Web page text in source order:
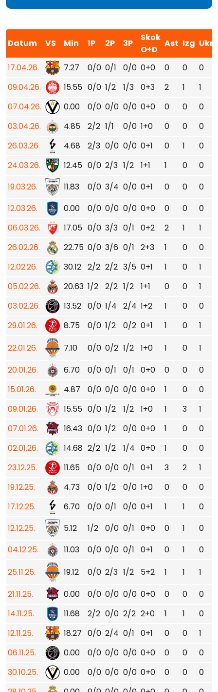
Datum VS Min 1P 2P 3P
Skok
O+D
Ast Izg Ukr
17.04.26. 7.27 0/0 0/1 0/0 0+0 0 0 0
09.04.26.
15.55 0/0 1/2 1/3 0+3 2 1 1
07.04.26.
0.00 0/0 0/0 0/0 0+0 0 0 0
03.04.26.
4.85 2/2 1/1 0/0 1+0 0 0 0
26.03.26.
4.68 2/3 0/0 0/0 0+1 0 1 0
24.03.26.
12.45 0/0 2/3 1/2 1+1 1 0 0
19.03.26.
11.83 0/0 3/4 0/0 0+1 0 0 0
12.03.26.
0.00 0/0 0/0 0/0 0+0 0 0 0
06.03.26.
17.05 0/0 3/3 0/1 0+2 2 1 1
26.02.26.
22.75 0/0 3/6 0/1 2+3 1 0 0
12.02.26.
30.12 2/2 2/2 3/5 0+1 1 0 1
05.02.26.
20.63 1/2 2/2 1/2 1+1 0 0 1
03.02.26.
13.52 0/0 1/4 2/4 1+2 1 0 0
29.01.26.
8.75 0/0 1/2 0/2 0+1 1 0 1
22.01.26.
7.10 0/0 0/2 1/2 1+0 1 0 1
20.01.26.
6.70 0/0 0/1 0/1 0+0 0 0 0
15.01.26.
4.87 0/0 0/0 0/0 0+0 1 0 0
09.01.26.
15.55 0/0 1/2 1/2 1+0 1 3 1
07.01.26.
16.43 0/0 1/2 0/0 0+0 1 0 0
02.01.26.
14.68 2/2 1/2 1/4 0+0 1 0 0
23.12.25.
11.65 0/0 0/0 0/1 0+1 3 2 1
19.12.25.
4.73 0/0 1/2 0/0 1+0 0 0 0
17.12.25.
6.70 0/0 0/1 0/0 0+1 1 1 0
12.12.25.
5.12 1/2 0/0 0/1 0+0 0 1 0
04.12.25.
11.03 0/0 0/0 0/1 0+1 0 1 0
25.11.25.
19.12 0/0 2/3 1/2 5+2 1 1 1
21.11.25.
0.00 0/0 0/0 0/0 0+0 0 0 0
14.11.25.
11.68 2/2 0/0 2/2 2+0 1 1 0
12.11.25.
18.27 0/0 2/4 0/1 0+1 0 0 1
06.11.25.
0.00 0/0 0/0 0/0 0+0 0 0 0
30.10.25.
0.00 0/0 0/0 0/0 0+0 0 0 0